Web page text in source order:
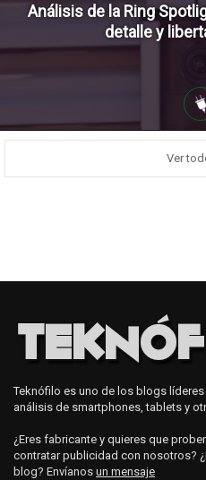
Análisis de la Ring
detalle y
Ver
Teknófilo es uno de los blogs
análisis de smartphones, tablets y
¿Eres fabricante y quieres que
contratar publicidad con nosotros?
blog? Envíanos un mensaje